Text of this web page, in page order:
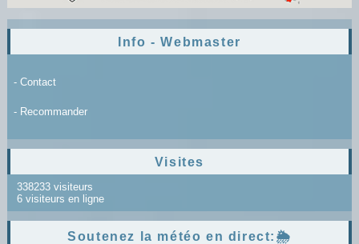
Info - Webmaster
- Contact
- Recommander
Visites
338233 visiteurs
6 visiteurs en ligne
Soutenez la météo en direct:🌦️